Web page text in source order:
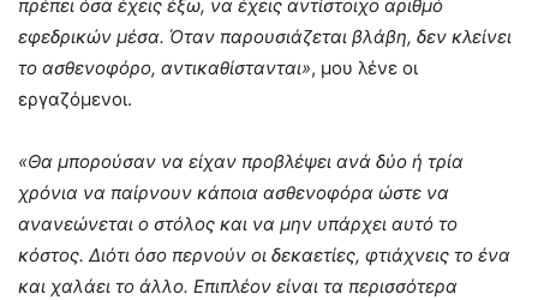
πρέπει όσα έχεις έξω, να έχεις αντίστοιχο αριθμό
εφεδρικών μέσα. Όταν παρουσιάζεται βλάβη, δεν κλείνει
το ασθενοφόρο, αντικαθίστανται», μου λένε οι
εργαζόμενοι.
«Θα μπορούσαν να είχαν προβλέψει ανά δύο ή τρία
χρόνια να παίρνουν κάποια ασθενοφόρα ώστε να
ανανεώνεται ο στόλος και να μην υπάρχει αυτό το
κόστος. Διότι όσο περνούν οι δεκαετίες, φτιάχνεις το ένα
και χαλάει το άλλο. Επιπλέον είναι τα περισσότερα